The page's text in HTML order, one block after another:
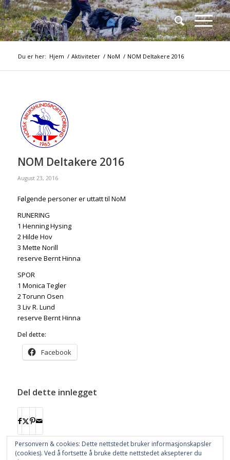
Du er her: Hjem / Aktiviteter / NoM / NOM Deltakere 2016
NOM Deltakere 2016
August 23, 2016
Følgende personer er uttatt til NoM
RUNERING
1 Henning Hysing
2 Hilde Hov
3 Mette Norill
reserve Bernt Hinna
SPOR
1 Monica Tegler
2 Torunn Osen
3 Liv R. Lund
reserve Bernt Hinna
Del dette:
Facebook
Del dette innlegget
Personvern & cookies: Dette nettstedet bruker informasjonskapsler
(cookies). Ved å fortsette å bruke dette nettstedet aksepterer du